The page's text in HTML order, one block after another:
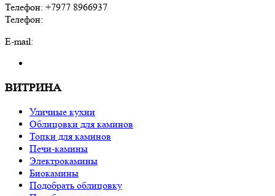
Телефон: +7977 8966937
Телефон:
E-mail:
ВИТРИНА
Уличные кухни
Облицовки для каминов
Топки для каминов
Печи-камины
Электрокамины
Биокамины
Подобрать облицовку